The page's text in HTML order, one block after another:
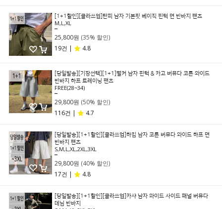
[1+1할인][클라쓰업]탄피 남자 기본핏 베이직 핀턱 면 반바지 팬츠
M,L,XL
25,800원 (35% 할인)
19건 |
4.8
[당일발송][기장선택][1+1]펄커 남자 핀턱 & 카고 버뮤다 코튼 와이드
반바지 하프 트레이닝 팬츠
FREE(28~34)
29,800원 (50% 할인)
116건 |
4.7
[당일발송][1+1할인][클라쓰업]하킴 남자 코튼 버뮤다 와이드 하프 면
반바지 팬츠
S,M,L,XL,2XL,3XL
29,800원 (40% 할인)
17건 |
4.8
[당일발송][1+1할인][클라쓰업]카샤 남자 와이드 사이드 패널 버뮤다
데님 반바지